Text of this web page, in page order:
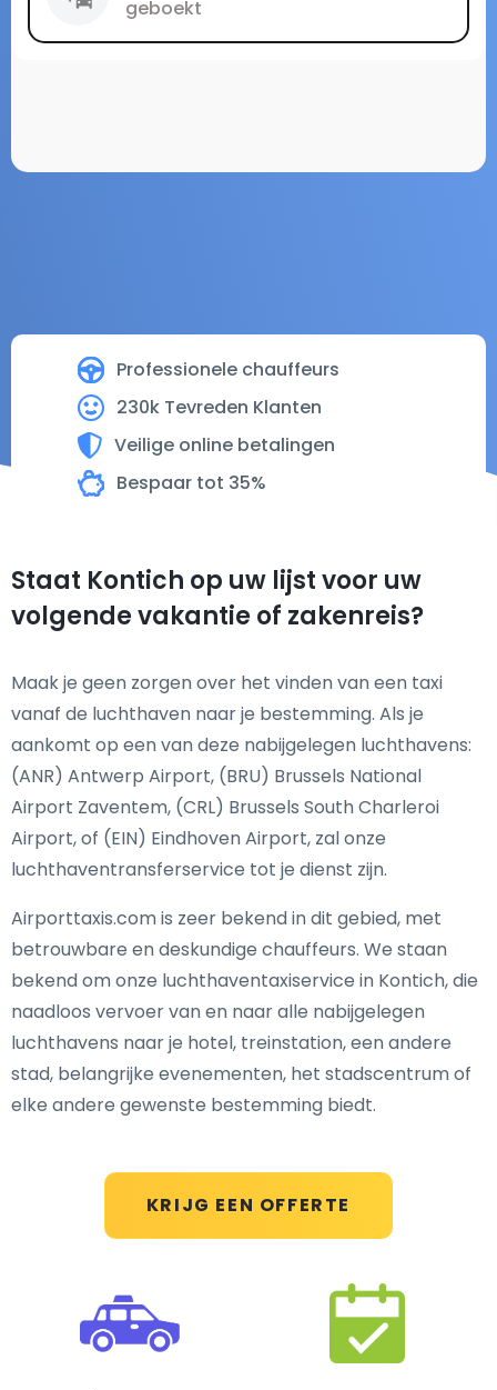
Professionele chauffeurs
230k Tevreden Klanten
Veilige online betalingen
Bespaar tot 35%
geboekt
KRIJG EEN OFFERTE
Staat Kontich op uw lijst voor uw
volgende vakantie of zakenreis?
Maak je geen zorgen over het vinden van een taxi
vanaf de luchthaven naar je bestemming. Als je
aankomt op een van deze nabijgelegen luchthavens:
(ANR) Antwerp Airport, (BRU) Brussels National
Airport Zaventem, (CRL) Brussels South Charleroi
Airport, of (EIN) Eindhoven Airport, zal onze
luchthaventransferservice tot je dienst zijn.
Airporttaxis.com is zeer bekend in dit gebied, met
betrouwbare en deskundige chauffeurs. We staan
bekend om onze luchthaventaxiservice in Kontich, die
naadloos vervoer van en naar alle nabijgelegen
luchthavens naar je hotel, treinstation, een andere
stad, belangrijke evenementen, het stadscentrum of
elke andere gewenste bestemming biedt.